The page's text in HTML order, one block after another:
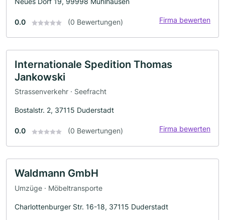
0.0 (0 Bewertungen) Firma bewerten
Internationale Spedition Thomas
Jankowski
Strassenverkehr · Seefracht
Bostalstr. 2, 37115 Duderstadt
0.0 (0 Bewertungen) Firma bewerten
Waldmann GmbH
Umzüge · Möbeltransporte
Charlottenburger Str. 16-18, 37115 Duderstadt